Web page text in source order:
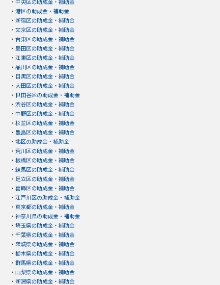
・ 港区の助成金・補助金
・ 新宿区の助成金・補助金
・ 文京区の助成金・補助金
・ 台東区の助成金・補助金
・ 墨田区の助成金・補助金
・ 江東区の助成金・補助金
・ 品川区の助成金・補助金
・ 目黒区の助成金・補助金
・ 大田区の助成金・補助金
・ 世田谷区の助成金・補助金
・ 渋谷区の助成金・補助金
・ 中野区の助成金・補助金
・ 杉並区の助成金・補助金
・ 豊島区の助成金・補助金
・ 北区の助成金・補助金
・ 荒川区の助成金・補助金
・ 板橋区の助成金・補助金
・ 練馬区の助成金・補助金
・ 足立区の助成金・補助金
・ 葛飾区の助成金・補助金
・ 江戸川区の助成金・補助金
・ 東京都の助成金・補助金
・ 神奈川県の助成金・補助金
・ 埼玉県の助成金・補助金
・ 千葉県の助成金・補助金
・ 茨城県の助成金・補助金
・ 栃木県の助成金・補助金
・ 群馬県の助成金・補助金
・ 山梨県の助成金・補助金
・ 新潟県の助成金・補助金